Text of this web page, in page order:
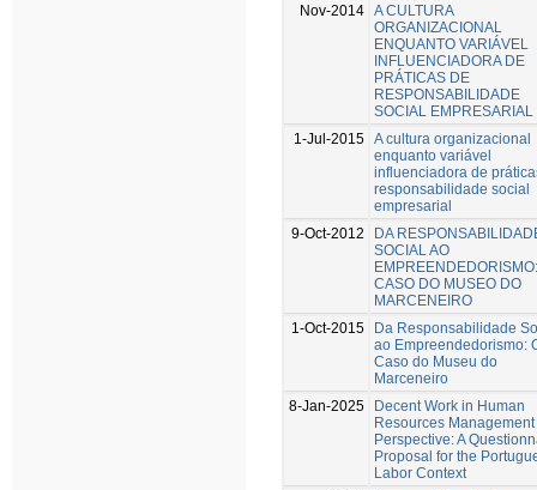
Nov-2014 A CULTURA
ORGANIZACIONAL
ENQUANTO VARIÁVEL
INFLUENCIADORA DE
PRÁTICAS DE
RESPONSABILIDADE
SOCIAL EMPRESARIAL
1-Jul-2015 A cultura organizacional
enquanto variável
influenciadora de
responsabilidade social
empresarial
9-Oct-2012
DA
SOCIAL AO
CASO DO MUSEO DO
MARCENEIRO
1-Oct-2015
Da Responsabilidade
ao Empreendedorismo:
Caso do Museu do
Marceneiro
8-Jan-2025
Decent Work in Human
Resources Management
Perspective: A
Proposal for the
Labor Context